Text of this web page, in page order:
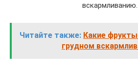
вскармливанию.
Читайте также: Какие
грудном